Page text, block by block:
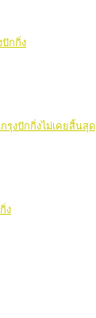
ปักกิ่ง
รุงปักกิ่งไม่เคยสิ้นสุด
ง